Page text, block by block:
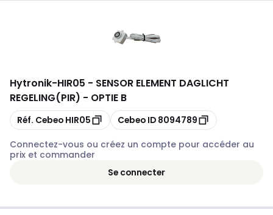
Hytronik-HIR05 - SENSOR ELEMENT DAGLICHT
REGELING(PIR) - OPTIE B
Copier
Réf. Cebeo HIR05 Copier
Cebeo ID 8094789
Connectez-vous ou créez un compte pour accéder au
prix et commander
Se connecter